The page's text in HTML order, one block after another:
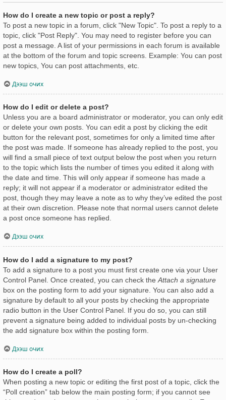
How do I create a new topic or post a reply?
To post a new topic in a forum, click "New Topic". To post a reply to a
topic, click "Post Reply". You may need to register before you can
post a message. A list of your permissions in each forum is available
at the bottom of the forum and topic screens. Example: You can post
new topics, You can post attachments, etc.
Дээш очих
How do I edit or delete a post?
Unless you are a board administrator or moderator, you can only edit
or delete your own posts. You can edit a post by clicking the edit
button for the relevant post, sometimes for only a limited time after
the post was made. If someone has already replied to the post, you
will find a small piece of text output below the post when you return
to the topic which lists the number of times you edited it along with
the date and time. This will only appear if someone has made a
reply; it will not appear if a moderator or administrator edited the
post, though they may leave a note as to why they’ve edited the post
at their own discretion. Please note that normal users cannot delete
a post once someone has replied.
Дээш очих
How do I add a signature to my post?
To add a signature to a post you must first create one via your User
Control Panel. Once created, you can check the Attach a signature
box on the posting form to add your signature. You can also add a
signature by default to all your posts by checking the appropriate
radio button in the User Control Panel. If you do so, you can still
prevent a signature being added to individual posts by un-checking
the add signature box within the posting form.
Дээш очих
How do I create a poll?
When posting a new topic or editing the first post of a topic, click the
“Poll creation” tab below the main posting form; if you cannot see